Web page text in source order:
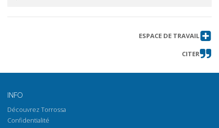
ESPACE DE TRAVAIL
CITER
INFO
Découvrez Torrossa
Confidentialité